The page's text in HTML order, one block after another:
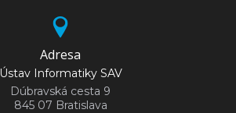
Adresa
Ústav Informatiky SAV
Dúbravská cesta 9
845 07 Bratislava